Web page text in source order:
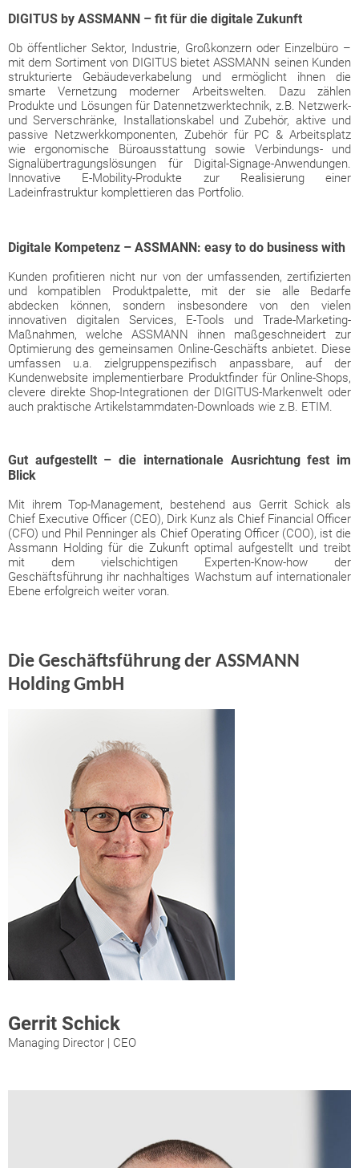
DIGITUS by ASSMANN – fit für die digitale Zukunft
Ob öffentlicher Sektor, Industrie, Großkonzern oder Einzelbüro –
mit dem Sortiment von DIGITUS bietet ASSMANN seinen Kunden
strukturierte Gebäudeverkabelung und ermöglicht ihnen die
smarte Vernetzung moderner Arbeitswelten. Dazu zählen
Produkte und Lösungen für Datennetzwerktechnik, z.B. Netzwerk-
und Serverschränke, Installationskabel und Zubehör, aktive und
passive Netzwerkkomponenten, Zubehör für PC & Arbeitsplatz
wie ergonomische Büroausstattung sowie Verbindungs- und
Signalübertragungslösungen für Digital-Signage-Anwendungen.
Innovative E-Mobility-Produkte zur Realisierung einer
Ladeinfrastruktur komplettieren das Portfolio.
Digitale Kompetenz – ASSMANN: easy to do business with
Kunden profitieren nicht nur von der umfassenden, zertifizierten
und kompatiblen Produktpalette, mit der sie alle Bedarfe
abdecken können, sondern insbesondere von den vielen
innovativen digitalen Services, E-Tools und Trade-Marketing-
Maßnahmen, welche ASSMANN ihnen maßgeschneidert zur
Optimierung des gemeinsamen Online-Geschäfts anbietet. Diese
umfassen u.a. zielgruppenspezifisch anpassbare, auf der
Kundenwebsite implementierbare Produktfinder für Online-Shops,
clevere direkte Shop-Integrationen der DIGITUS-Markenwelt oder
auch praktische Artikelstammdaten-Downloads wie z.B. ETIM.
Gut aufgestellt – die internationale Ausrichtung fest im
Blick
Mit ihrem Top-Management, bestehend aus Gerrit Schick als
Chief Executive Officer (CEO), Dirk Kunz als Chief Financial Officer
(CFO) und Phil Penninger als Chief Operating Officer (COO), ist die
Assmann Holding für die Zukunft optimal aufgestellt und treibt
mit dem vielschichtigen Experten-Know-how der
Geschäftsführung ihr nachhaltiges Wachstum auf internationaler
Ebene erfolgreich weiter voran.
Die Geschäftsführung der ASSMANN
Holding GmbH
Gerrit Schick
Managing Director | CEO